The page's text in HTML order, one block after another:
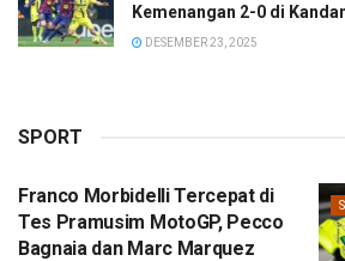
Kemenangan 2-0 di
DESEMBER 23, 2025
SPORT
Franco Morbidelli Tercepat di
Tes Pramusim MotoGP, Pecco
Bagnaia dan Marc Marquez